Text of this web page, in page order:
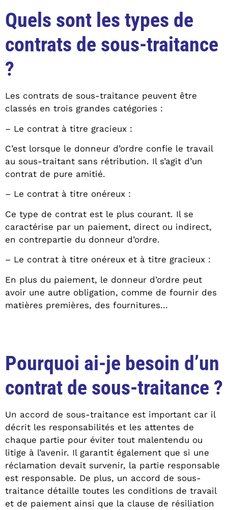
Quels sont les types de
contrats de sous-traitance
?
Les contrats de sous-traitance peuvent être
classés en trois grandes catégories :
– Le contrat à titre gracieux :
C’est lorsque le donneur d’ordre confie le travail
au sous-traitant sans rétribution. Il s’agit d’un
contrat de pure amitié.
– Le contrat à titre onéreux :
Ce type de contrat est le plus courant. Il se
caractérise par un paiement, direct ou indirect,
en contrepartie du donneur d’ordre.
– Le contrat à titre onéreux et à titre gracieux :
En plus du paiement, le donneur d’ordre peut
avoir une autre obligation, comme de fournir des
matières premières, des fournitures…
Pourquoi ai-je besoin d’un
contrat de sous-traitance ?
Un accord de sous-traitance est important car il
décrit les responsabilités et les attentes de
chaque partie pour éviter tout malentendu ou
litige à l’avenir. Il garantit également que si une
réclamation devait survenir, la partie responsable
est responsable. De plus, un accord de sous-
traitance détaille toutes les conditions de travail
et de paiement ainsi que la clause de résiliation